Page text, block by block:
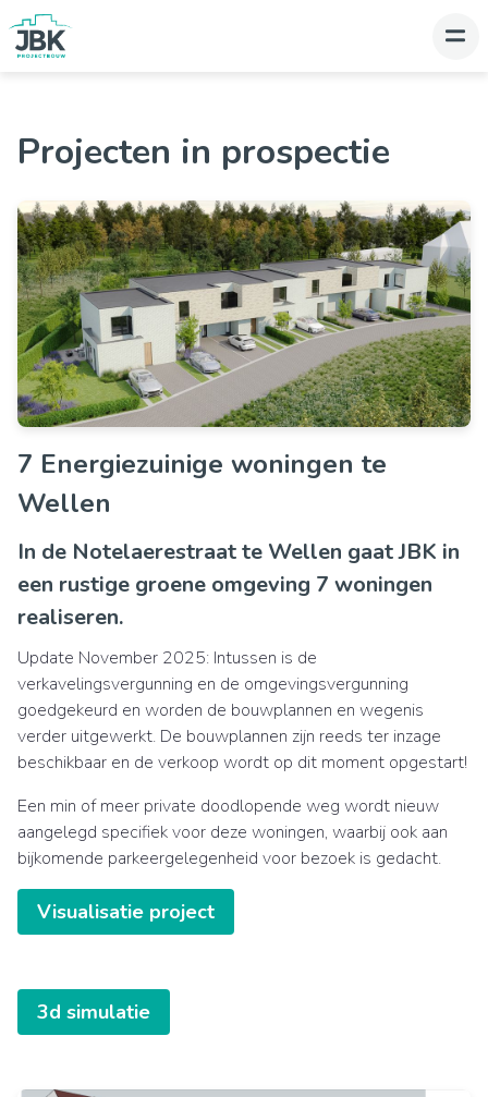
Projecten in prospectie
7 Energiezuinige woningen te
Wellen
In de Notelaerestraat te Wellen gaat JBK in
een rustige groene omgeving 7 woningen
realiseren.
Update November 2025: Intussen is de
verkavelingsvergunning en de omgevingsvergunning
goedgekeurd en worden de bouwplannen en wegenis
verder uitgewerkt. De bouwplannen zijn reeds ter inzage
beschikbaar en de verkoop wordt op dit moment opgestart!
Een min of meer private doodlopende weg wordt nieuw
aangelegd specifiek voor deze woningen, waarbij ook aan
bijkomende parkeergelegenheid voor bezoek is gedacht.
Visualisatie project
3d simulatie